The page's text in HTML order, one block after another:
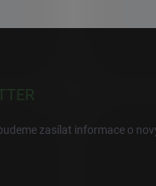
zasílat informace o